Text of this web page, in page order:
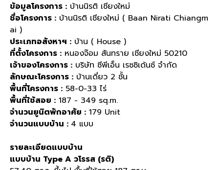
ข้อมูลโครงการ : บ้านนิรติ เชียงใหม่
ชื่อโครงการ : บ้านนิรติ เชียงใหม่ ( Baan Nirati Chiangm
ai )
ประเภทอสังหาฯ : บ้าน ( House )
ที่ตั้งโครงการ : หนองจ๊อม สันทราย เชียงใหม่ 50210
เจ้าของโครงการ : บริษัท ซีพีเอ็น เรซซิเด้นซ์ จำกัด
ลักษณะโครงการ : บ้านเดี่ยว 2 ชั้น
พื้นที่โครงการ : 58-0-33 ไร่
พื้นที่ใช้สอย : 187 - 349 sq.m.
จำนวนยูนิตพักอาศัย : 179 Unit
จำนวนแบบบ้าน : 4 แบบ
รายละเอียดแบบบ้าน
แบบบ้าน Type A วโรรส (รติ)